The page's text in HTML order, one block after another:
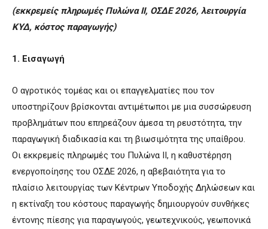
(εκκρεμείς πληρωμές Πυλώνα ΙΙ, ΟΣΔΕ 2026, λειτουργία
ΚΥΔ, κόστος παραγωγής)
1. Εισαγωγή
Ο αγροτικός τομέας και οι επαγγελματίες που τον
υποστηρίζουν βρίσκονται αντιμέτωποι με μια συσσώρευση
προβλημάτων που επηρεάζουν άμεσα τη ρευστότητα, την
παραγωγική διαδικασία και τη βιωσιμότητα της υπαίθρου.
Οι εκκρεμείς πληρωμές του Πυλώνα ΙΙ, η καθυστέρηση
ενεργοποίησης του ΟΣΔΕ 2026, η αβεβαιότητα για το
πλαίσιο λειτουργίας των Κέντρων Υποδοχής Δηλώσεων και
η εκτίναξη του κόστους παραγωγής δημιουργούν συνθήκες
έντονης πίεσης για παραγωγούς, γεωτεχνικούς, γεωπονικά